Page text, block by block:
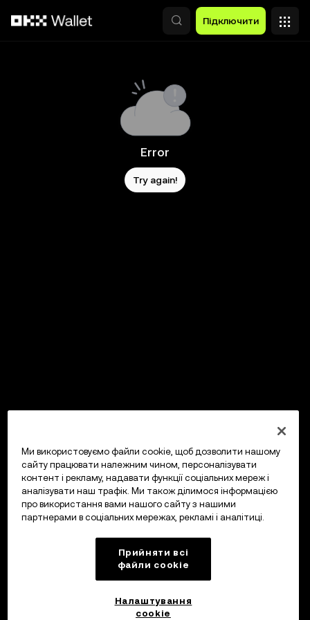
Підключити
Error
Try again!
Ми використовуємо файли cookie, щоб дозволити нашому
сайту працювати належним чином, персоналізувати
контент і рекламу, надавати функції соціальних мереж і
аналізувати наш трафік. Ми також ділимося інформацією
про використання вами нашого сайту з нашими
партнерами в соціальних мережах, рекламі і аналітиці.
Прийняти всі
файли сookie
Налаштування
cookie